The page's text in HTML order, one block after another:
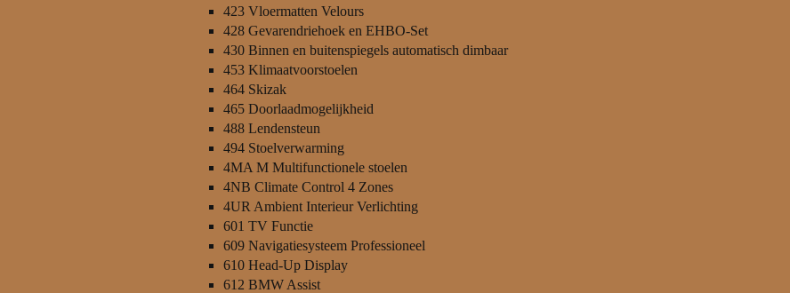
423 Vloermatten Velours
428 Gevarendriehoek en EHBO-Set
430 Binnen en buitenspiegels automatisch dimbaar
453 Klimaatvoorstoelen
464 Skizak
465 Doorlaadmogelijkheid
488 Lendensteun
494 Stoelverwarming
4MA M Multifunctionele stoelen
4NB Climate Control 4 Zones
4UR Ambient Interieur Verlichting
601 TV Functie
609 Navigatiesysteem Professioneel
610 Head-Up Display
612 BMW Assist